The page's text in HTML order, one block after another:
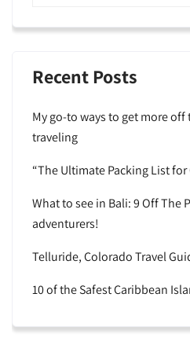
Recent Posts
My go-to ways to get more
traveling
“The Ultimate Packing List
What to see in Bali: 9 Off The
adventurers!
Telluride, Colorado Travel
10 of the Safest Caribbean